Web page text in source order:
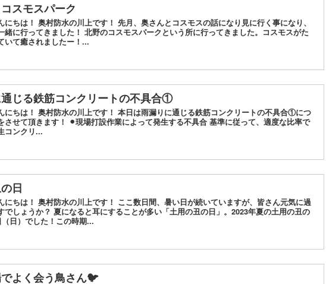
スモスパーク
にちは！ 奥村防水の川上です！ 先月、奥さんとコスモスの話になり見に行く事になり、
緒に行ってきました！ 北野のコスモスパークという所に行ってきました。コスモスがた
いて癒されましたー！...
じる鉄筋コンクリートの不具合①
にちは！ 奥村防水の川上です！ 本日は雨漏りに通じる鉄筋コンクリートの不具合①につ
させて頂きます！ ⚫︎現場打設作業によって発生する不具合 基準に従って、適度な比率で
コンクリ...
日
にちは！ 奥村防水の川上です！ ここ数日間、暑い日が続いていますが、皆さん元気に過
でしょうか？ 夏になると耳にすることが多い「土用の丑の日」。2023年夏の土用の丑の
（日）でした！この時期...
よく会う鳥さん🐦